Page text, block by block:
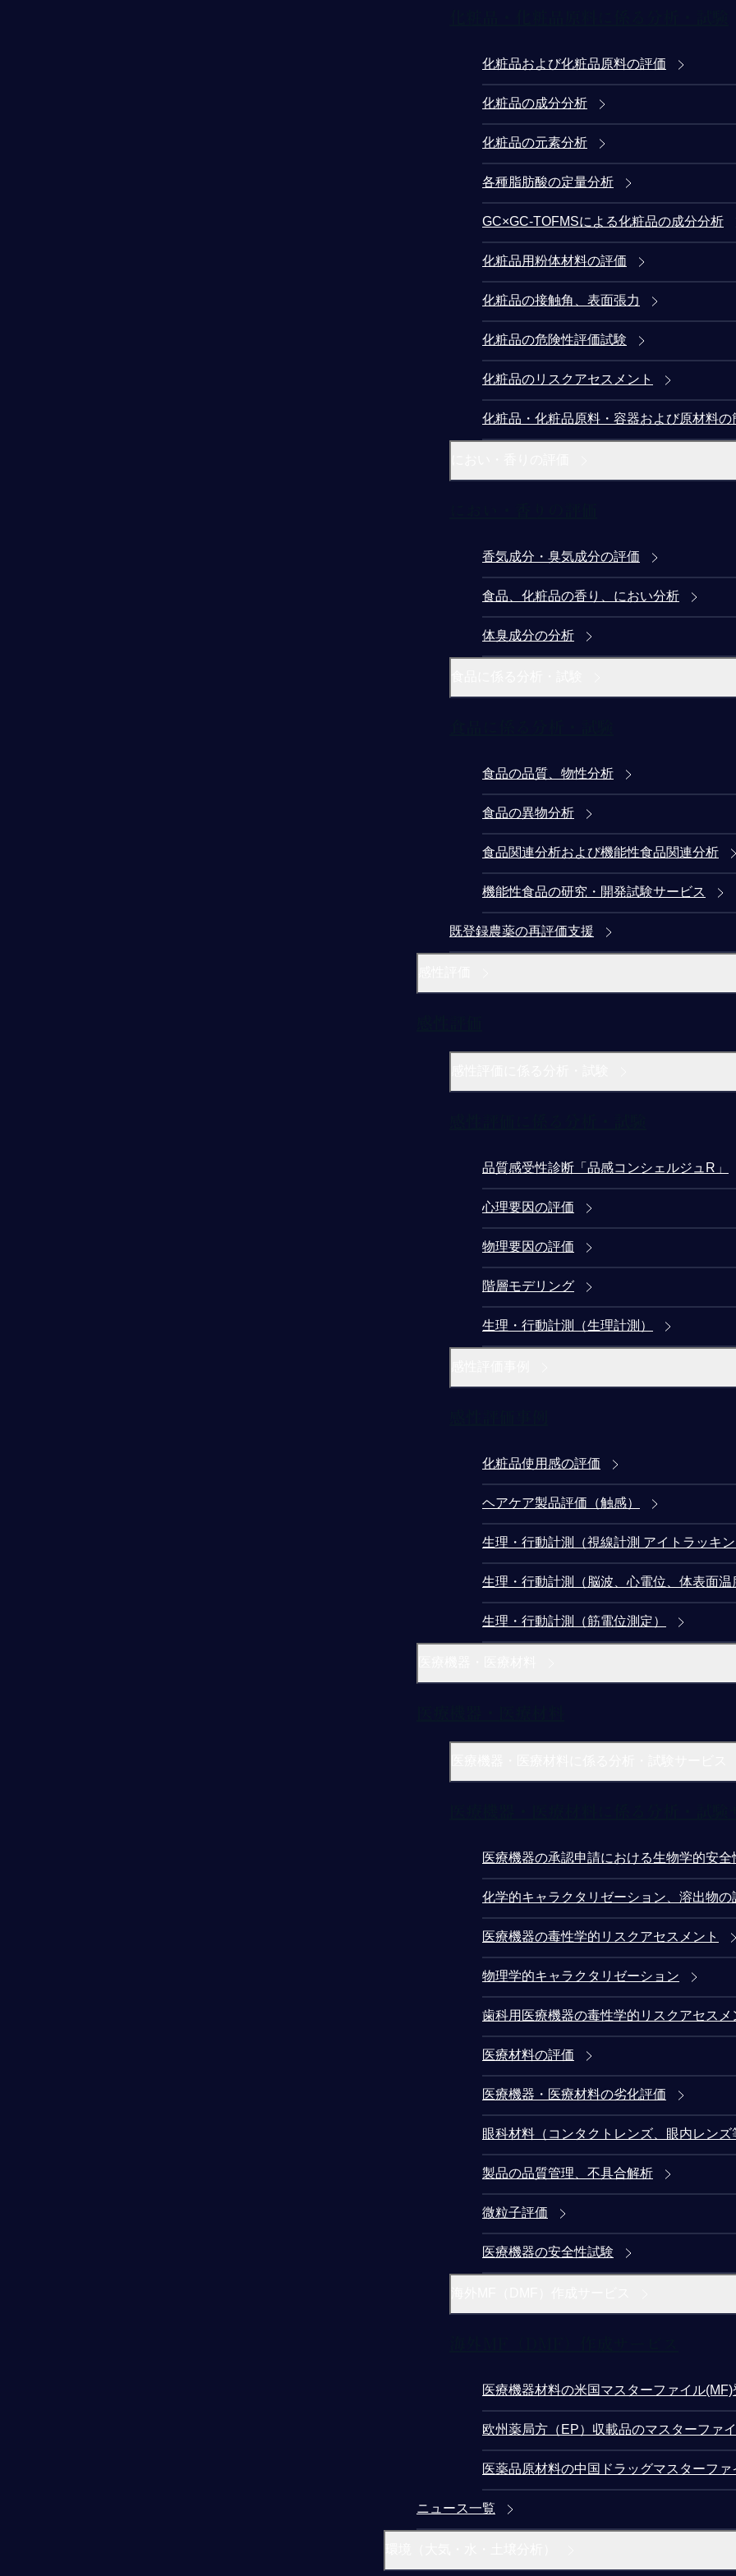
化粧品および化粧品原料の評価
化粧品の成分分析
化粧品の元素分析
各種脂肪酸の定量分析
GC×GC-TOFMSによる化粧品の成分分析
化粧品用粉体材料の評価
化粧品の接触角、表面張力
化粧品の危険性評価試験
化粧品のリスクアセスメント
化粧品・化粧品原料・容器および原材料の
香気成分・臭気成分の評価
食品、化粧品の香り、におい分析
体臭成分の分析
食品の品質、物性分析
食品の異物分析
食品関連分析および機能性食品関連分析
機能性食品の研究・開発試験サービス
既登録農薬の再評価支援
品質感受性診断「品感コンシェルジュR」
心理要因の評価
物理要因の評価
階層モデリング
生理・行動計測（生理計測）
化粧品使用感の評価
ヘアケア製品評価（触感）
生理・行動計測（視線計測 アイトラッキン
生理・行動計測（脳波、心電位、体表面温
生理・行動計測（筋電位測定）
医療機器の承認申請における生物学的安全
化学的キャラクタリゼーション、溶出物の
医療機器の毒性学的リスクアセスメント
物理学的キャラクタリゼーション
歯科用医療機器の毒性学的リスクアセスメ
医療材料の評価
医療機器・医療材料の劣化評価
眼科材料（コンタクトレンズ、眼内レンズ
製品の品質管理、不具合解析
微粒子評価
医療機器の安全性試験
医療機器材料の米国マスターファイル
欧州薬局方（EP）収載品のマスターファ
医薬品原材料の中国ドラッグマスターフ
ニュース一覧